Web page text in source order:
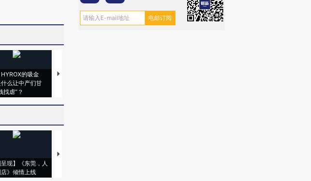
的吸金
么让中产们甘
找虐”？
马航飞行员跨国走私7万
呈现】《东莞，人
》倾情上线
【推广】走进第四届链博